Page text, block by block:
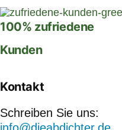
100% zufriedene
Kunden
Kontakt
Schreiben Sie uns: